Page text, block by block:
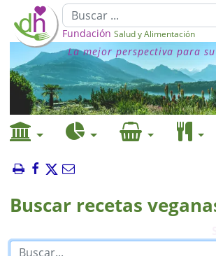
Fundación Salud y Alimentación
La mejor perspectiva para
Buscar recetas